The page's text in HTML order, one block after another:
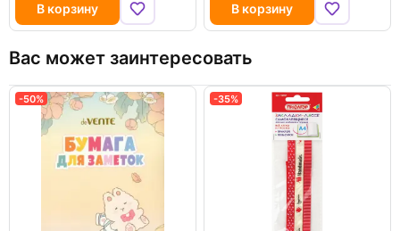
В корзину В корзину
Вас может заинтересовать
-50% -35%